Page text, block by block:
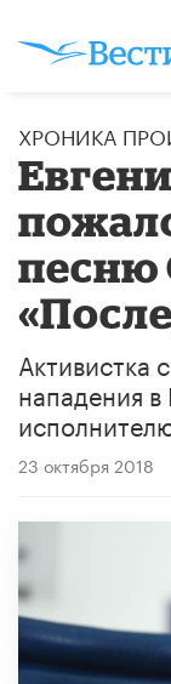
ХРОНИКА
песню
Активистка
нападения в
23 октября 2018